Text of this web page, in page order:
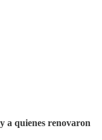
a quienes renovaron